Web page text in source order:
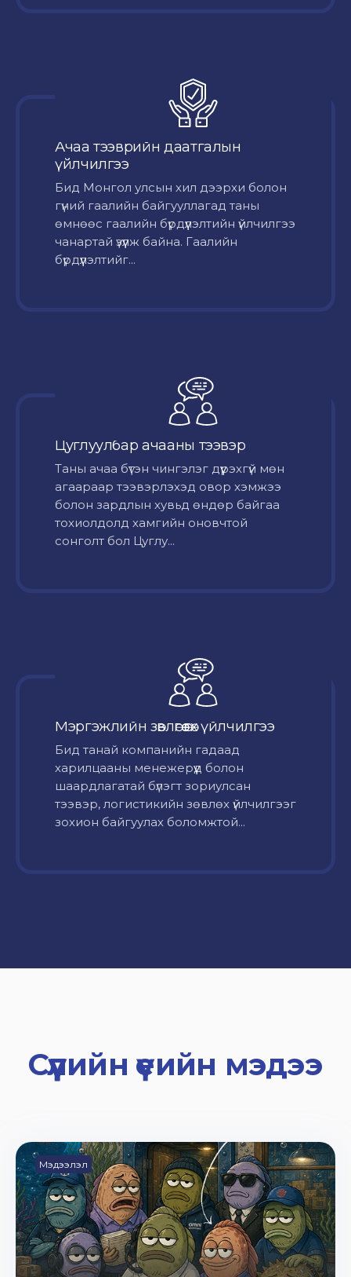
Ачаа тээврийн даатгалын
үйлчилгээ
Бид Монгол улсын хил дээрхи болон
гүний гаалийн байгууллагад таны
өмнөөс гаалийн бүрдүүлэлтийн үйлчилгээ
чанартай үзүүлж байна. Гаалийн
бүрдүүлэлтийг...
Цуглуулбар ачааны тээвэр
Таны ачаа бүтэн чингэлэг дүүрэхгүй мөн
агаараар тээвэрлэхэд овор хэмжээ
болон зардлын хувьд өндөр байгаа
тохиолдолд хамгийн оновчтой
сонголт бол Цуглу...
Мэргэжлийн зөвлөгөө өгөх үйлчилгээ
Бид танай компанийн гадаад
харилцааны менежерүүд болон
шаардлагатай бүлэгт зориулсан
тээвэр, логистикийн зөвлөх үйлчилгээг
зохион байгуулах боломжтой...
Сүүлийн үеийн мэдээ
Мэдээлэл